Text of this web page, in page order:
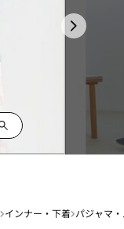
インナー・下着 パジャマ